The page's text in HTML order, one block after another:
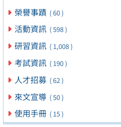
榮譽事蹟 ( 60 )
活動資訊 ( 598 )
研習資訊 ( 1,008 )
考試資訊 ( 190 )
人才招募 ( 62 )
來文宣導 ( 50 )
使用手冊 ( 15 )